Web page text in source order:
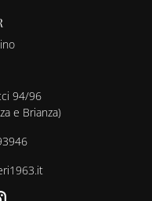
94/96
e Brianza)